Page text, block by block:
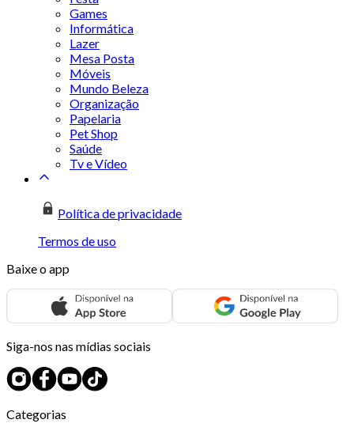
Games
Informática
Lazer
Mesa Posta
Móveis
Mundo Beleza
Organização
Papelaria
Pet Shop
Saúde
Tv e Vídeo
Política de privacidade
Termos de uso
Baixe o app
Siga-nos nas mídias sociais
Categorias